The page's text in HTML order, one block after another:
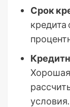
Срок
кредита
Хорошая
условия.